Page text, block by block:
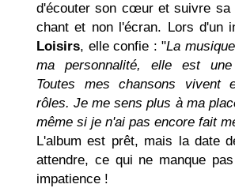
d'écouter son cœur et suivre sa
chant et non l'écran. Lors d'un
Loisirs, elle confie : "La
ma personnalité, elle est une
Toutes mes chansons vivent
rôles. Je me sens plus à ma
même si je n'ai pas encore fait
L'album est prêt, mais la date
attendre, ce qui ne manque
impatience !